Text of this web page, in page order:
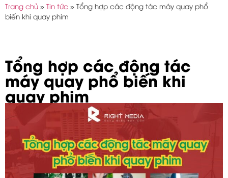
Trang chủ » Tin tức » Tổng hợp các động tác máy quay phổ
biến khi quay phim
Tổng hợp các động tác
máy quay phổ biến khi
quay phim